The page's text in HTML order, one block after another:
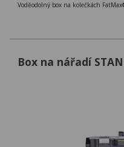
Voděodolný box na kolečkách
Box na nářadí